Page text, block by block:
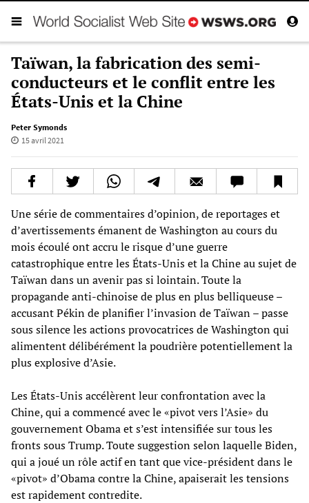
Taïwan, la fabrication des semi-
conducteurs et le conflit entre les
États-Unis et la Chine
Peter Symonds
15 avril 2021
Une série de commentaires d’opinion, de reportages et
d’avertissements émanent de Washington au cours du
mois écoulé ont accru le risque d’une guerre
catastrophique entre les États-Unis et la Chine au sujet de
Taïwan dans un avenir pas si lointain. Toute la
propagande anti-chinoise de plus en plus belliqueuse –
accusant Pékin de planifier l’invasion de Taïwan – passe
sous silence les actions provocatrices de Washington qui
alimentent délibérément la poudrière potentiellement la
plus explosive d’Asie.
Les États-Unis accélèrent leur confrontation avec la
Chine, qui a commencé avec le «pivot vers l’Asie» du
gouvernement Obama et s’est intensifiée sur tous les
fronts sous Trump. Toute suggestion selon laquelle Biden,
qui a joué un rôle actif en tant que vice-président dans le
«pivot» d’Obama contre la Chine, apaiserait les tensions
est rapidement contredite.